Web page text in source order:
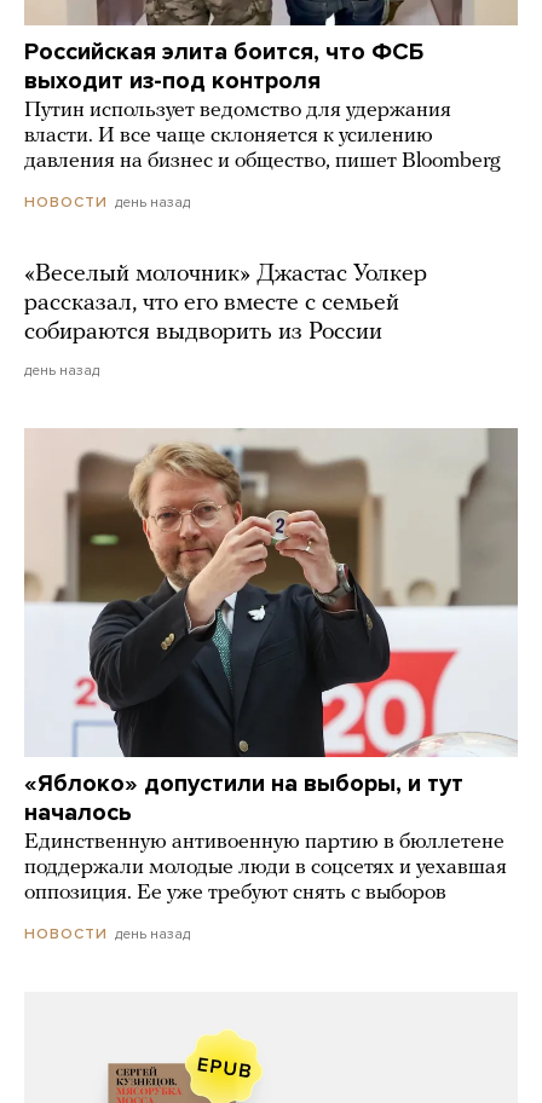
Российская элита боится, что ФСБ
выходит из-под контроля
Путин использует ведомство для удержания
власти. И все чаще склоняется к усилению
давления на бизнес и общество, пишет Bloomberg
НОВОСТИ день назад
«Веселый молочник» Джастас Уолкер
рассказал, что его вместе с семьей
собираются выдворить из России
день назад
«Яблоко» допустили на выборы, и тут
началось
Единственную антивоенную партию в бюллетене
поддержали молодые люди в соцсетях и уехавшая
оппозиция. Ее уже требуют снять с выборов
НОВОСТИ день назад